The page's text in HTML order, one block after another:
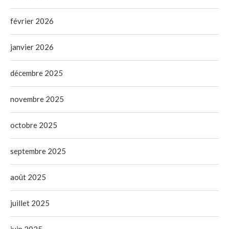
février 2026
janvier 2026
décembre 2025
novembre 2025
octobre 2025
septembre 2025
août 2025
juillet 2025